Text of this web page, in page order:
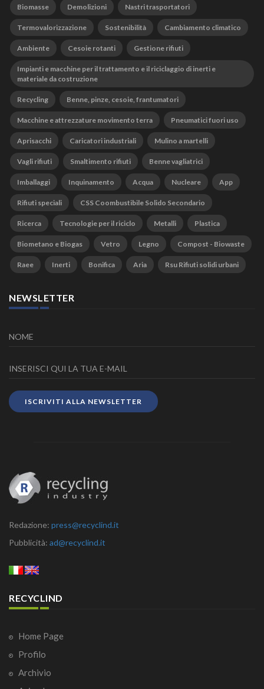
Biomasse Demolizioni Nastri trasportatori
Termovalorizzazione Sostenibilità Cambiamento climatico
Ambiente Cesoie rotanti Gestione rifiuti
Impianti e macchine per il trattamento e il riciclaggio di inerti e
materiale da costruzione
Recycling Benne, pinze, cesoie, frantumatori
Macchine e attrezzature movimento terra Pneumatici fuori uso
Aprisacchi Caricatori industriali Mulino a martelli
Vagli rifiuti Smaltimento rifiuti Benne vagliatrici
Imballaggi Inquinamento Acqua Nucleare App
Rifiuti speciali CSS Coombustibile Solido Secondario
Ricerca Tecnologie per il riciclo Metalli Plastica
Biometano e Biogas Vetro Legno Compost - Biowaste
Raee Inerti Bonifica Aria Rsu Rifiuti solidi urbani
NEWSLETTER
ISCRIVITI ALLA NEWSLETTER
Redazione: press@recyclind.it
Pubblicità: ad@recyclind.it
RECYCLIND
Home Page
Profilo
Archivio